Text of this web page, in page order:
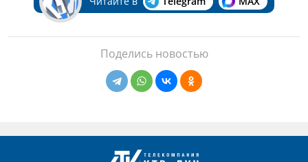
Поделись новостью